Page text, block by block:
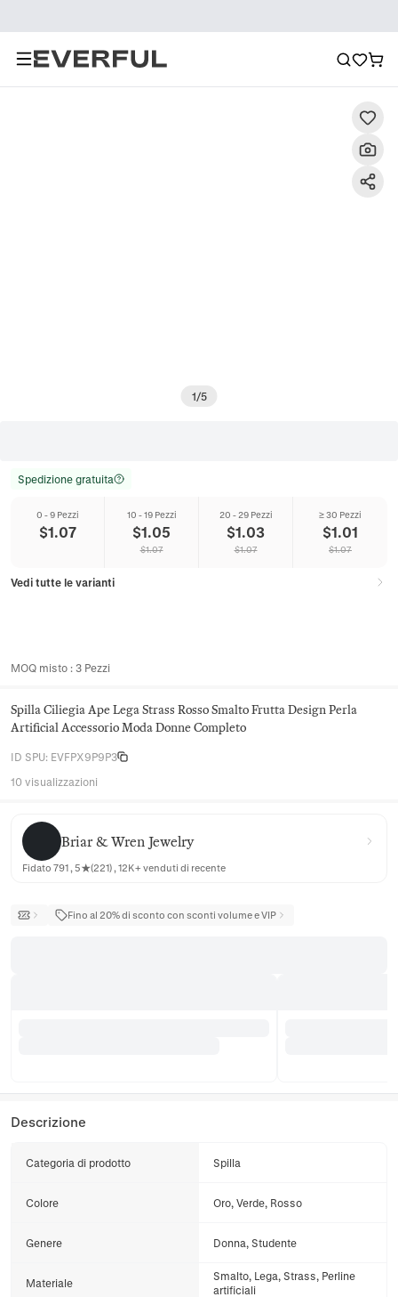
1/5
Spedizione gratuita
0 - 9 Pezzi
$1.07
10 - 19 Pezzi
$1.05
$1.07
20 - 29 Pezzi
$1.03
$1.07
≥ 30 Pezzi
$1.01
$1.07
Vedi tutte le varianti
MOQ misto : 3 Pezzi
Spilla Ciliegia Ape Lega Strass Rosso Smalto Frutta Design Perla
Artificial Accessorio Moda Donne Completo
ID SPU: EVFPX9P9P3
10 visualizzazioni
Briar & Wren Jewelry
Briar & Wren Jewelry
Fidato 791 , 5★(221) , 12K+ venduti di recente
Fino al 20% di sconto con sconti volume e VIP
Descrizione
Categoria di prodotto Spilla
Colore Oro, Verde, Rosso
Genere Donna, Studente
Materiale
Smalto, Lega, Strass, Perline
artificiali